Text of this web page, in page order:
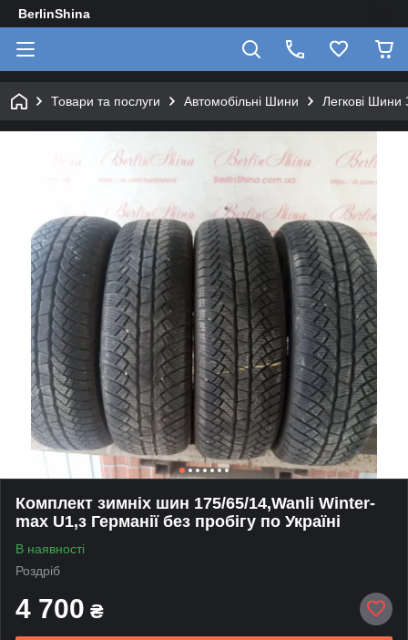
BerlinShina
Товари та послуги Автомобільні Шини Легкові Шини
Комплект зимніх шин 175/65/14,Wanli Winter-
max U1,з Германії без пробігу по Україні
В наявності
Роздріб
4 700 ₴